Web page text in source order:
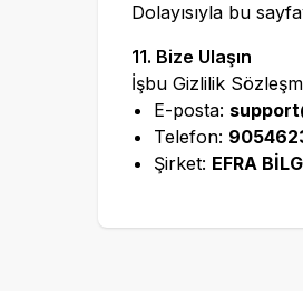
Dolayısıyla bu
11. Bize Ulaşın
İşbu Gizlilik
E-posta:
Telefon:
Şirket: EFRA